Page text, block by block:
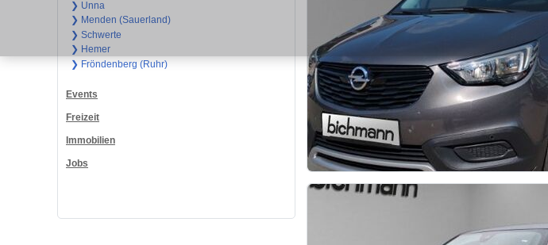
❯ Unna
❯ Menden (Sauerland)
❯ Schwerte
❯ Hemer
❯ Fröndenberg (Ruhr)
Events
Freizeit
Immobilien
Jobs